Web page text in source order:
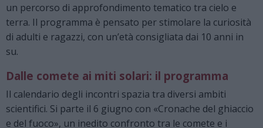
un percorso di approfondimento tematico tra cielo e
terra. Il programma è pensato per stimolare la curiosità
di adulti e ragazzi, con un’età consigliata dai 10 anni in
su.
Dalle comete ai miti solari: il programma
Il calendario degli incontri spazia tra diversi ambiti
scientifici. Si parte il 6 giugno con «Cronache del ghiaccio
e del fuoco», un inedito confronto tra le comete e i